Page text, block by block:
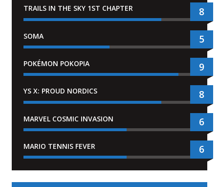
TRAILS IN THE SKY 1ST CHAPTER 8
SOMA 5
POKÉMON POKOPIA 9
YS X: PROUD NORDICS 8
MARVEL COSMIC INVASION 6
MARIO TENNIS FEVER 6